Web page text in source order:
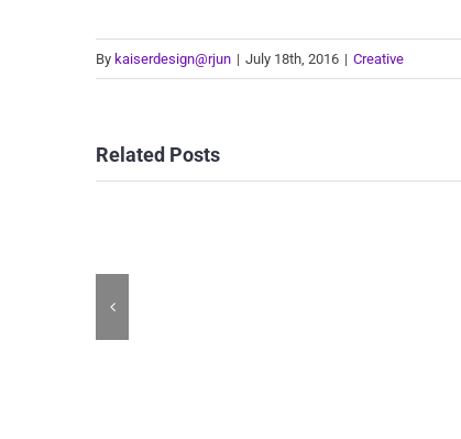
By kaiserdesign@rjun | July 18th, 2016 | Creative
Related Posts